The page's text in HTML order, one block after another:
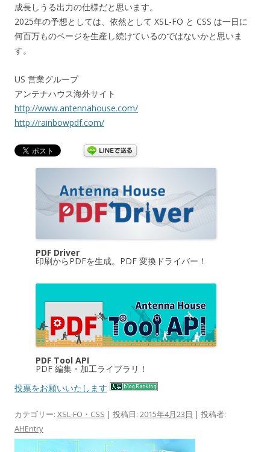
成長しうる出力の仕様だと思います。
2025年の予想としては、依然として XSL-FO と CSS は一日に
何百万ものページを生産し続けているのではないかと思いま
す。
US 営業グループ
アンテナハウス海外サイト
http://www.antennahouse.com/
http://rainbowpdf.com/
PDF Driver
印刷からPDFを生成。PDF 変換ドライバー！
PDF Tool API
PDF 編集・加工ライブラリ！
投票をお願いいたします
カテゴリー: XSL-FO・CSS | 投稿日: 2015年4月23日 | 投稿者:
AHEntry